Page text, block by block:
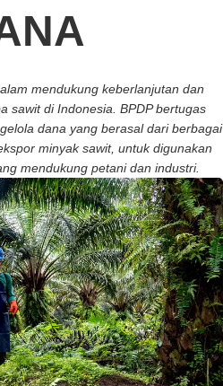
mendukung keberlanjutan dan
sawit di Indonesia. BPDP bertugas
dana yang berasal dari berbagai
minyak sawit, untuk digunakan
mendukung petani dan industri.